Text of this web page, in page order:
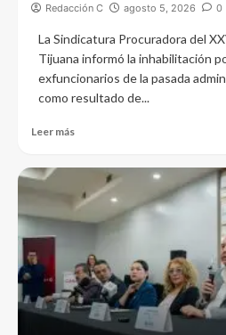
Redacción C agosto 5, 2026 0
La Sindicatura Procuradora del
Tijuana informó la inhabilitación
exfuncionarios de la pasada
como resultado de...
Leer más